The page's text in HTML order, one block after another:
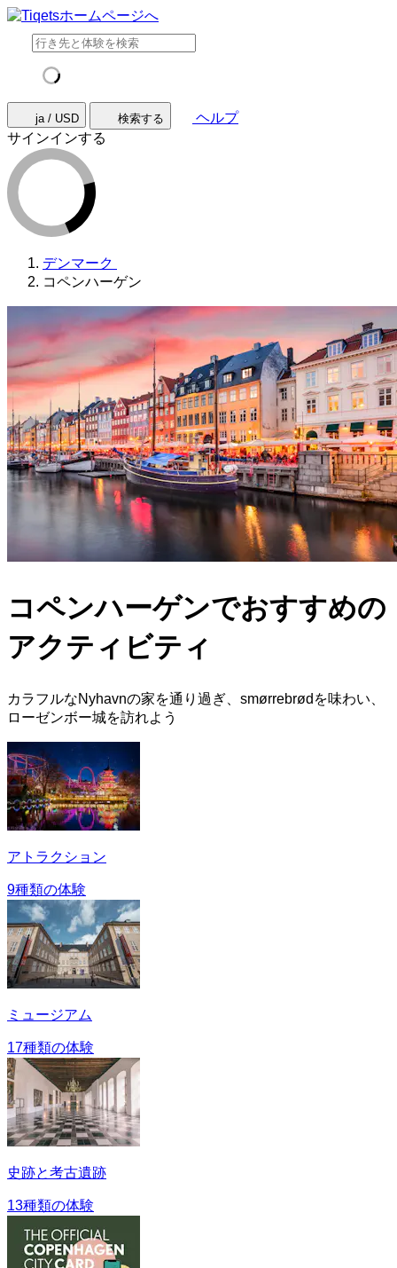
ja / USD 検索する
ヘルプ
サインインする
デンマーク
コペンハーゲン
コペンハーゲンでおすすめの
アクティビティ
カラフルなNyhavnの家を通り過ぎ、smørrebrødを味わい、
ローゼンボー城を訪れよう
アトラクション
9種類の体験
ミュージアム
17種類の体験
史跡と考古遺跡
13種類の体験